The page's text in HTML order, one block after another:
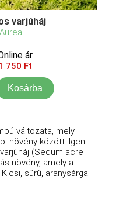
varjúháj
ár
750 Ft
Kosárba
változata, mely
növény között. Igen
(Sedum acre
növény, amely a
sűrű, aranysárga